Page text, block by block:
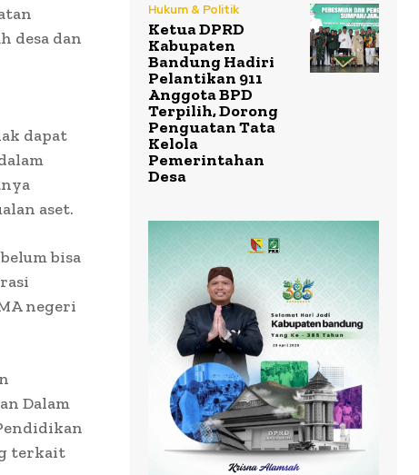
desa dan
dapat
aset.
bisa
negeri
Dalam
terkait
Hukum & Politik
Ketua DPRD
Kabupaten
Bandung Hadiri
Pelantikan 911
Anggota BPD
Terpilih, Dorong
Penguatan Tata
Kelola
Pemerintahan
Desa